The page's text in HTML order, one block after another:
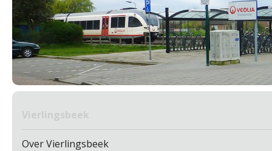
Vierlingsbeek
Over Vierlingsbeek